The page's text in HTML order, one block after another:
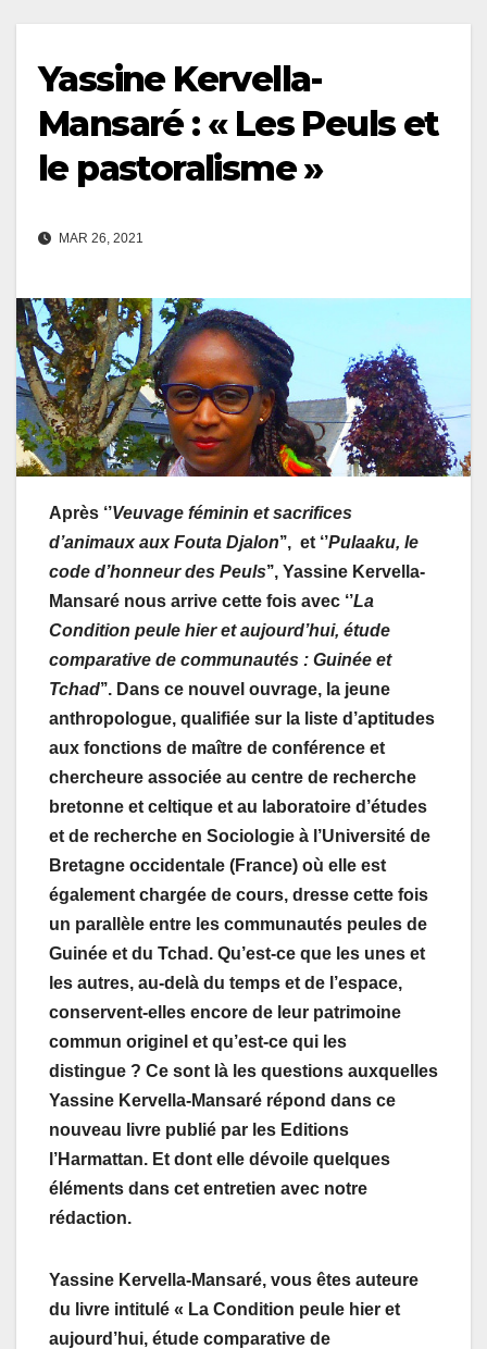
Yassine Kervella-
Mansaré : « Les Peuls et
le pastoralisme »
MAR 26, 2021
Après ‘’Veuvage féminin et sacrifices
d’animaux aux Fouta Djalon’’, et ‘’Pulaaku, le
code d’honneur des Peuls’’, Yassine Kervella-
Mansaré nous arrive cette fois avec ‘’La
Condition peule hier et aujourd’hui, étude
comparative de communautés : Guinée et
Tchad’’. Dans ce nouvel ouvrage, la jeune
anthropologue, qualifiée sur la liste d’aptitudes
aux fonctions de maître de conférence et
chercheure associée au centre de recherche
bretonne et celtique et au laboratoire d’études
et de recherche en Sociologie à l’Université de
Bretagne occidentale (France) où elle est
également chargée de cours, dresse cette fois
un parallèle entre les communautés peules de
Guinée et du Tchad. Qu’est-ce que les unes et
les autres, au-delà du temps et de l’espace,
conservent-elles encore de leur patrimoine
commun originel et qu’est-ce qui les
distingue ? Ce sont là les questions auxquelles
Yassine Kervella-Mansaré répond dans ce
nouveau livre publié par les Editions
l’Harmattan. Et dont elle dévoile quelques
éléments dans cet entretien avec notre
rédaction.
Yassine Kervella-Mansaré, vous êtes auteure
du livre intitulé « La Condition peule hier et
aujourd’hui, étude comparative de